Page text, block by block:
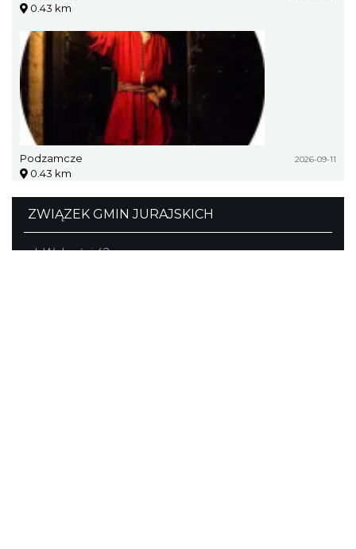
0.43 km
Podzamcze 2026-09-11
0.43 km
ZWIĄZEK GMIN JURAJSKICH
pl. Wolności 42